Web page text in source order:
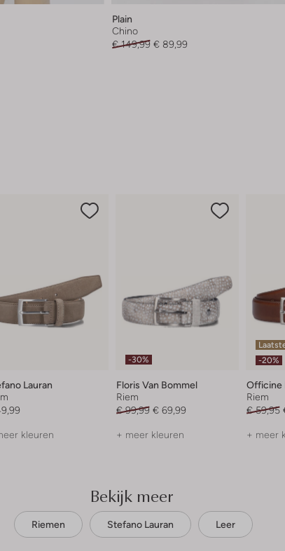
Plain
Chino
€ 149,99 € 89,99
Lauran
kleuren
-30%
Floris Van Bommel
Riem
€ 99,99 € 69,99
+ meer kleuren
-20%
Officine
Riem
€ 59,95
+ meer
Bekijk meer
Riemen Stefano Lauran Leer